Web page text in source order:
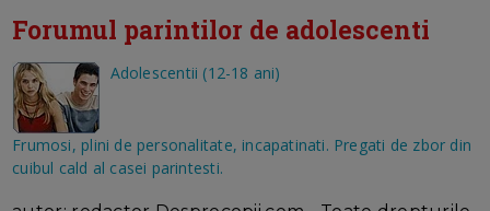
Forumul parintilor de adolescenti
Adolescentii (12-18 ani)
Frumosi, plini de personalitate, incapatinati. Pregati de zbor din
cuibul cald al casei parintesti.